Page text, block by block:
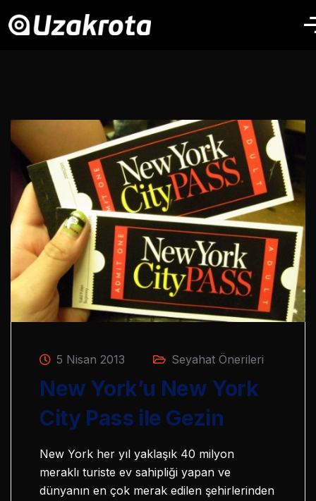
5 Nisan 2013 Seyahat Önerileri
New York’u New York
City Pass ile Gezin
New York her yıl yaklaşık 40 milyon
meraklı turiste ev sahipliği yapan ve
dünyanın en çok merak edilen şehirlerinden